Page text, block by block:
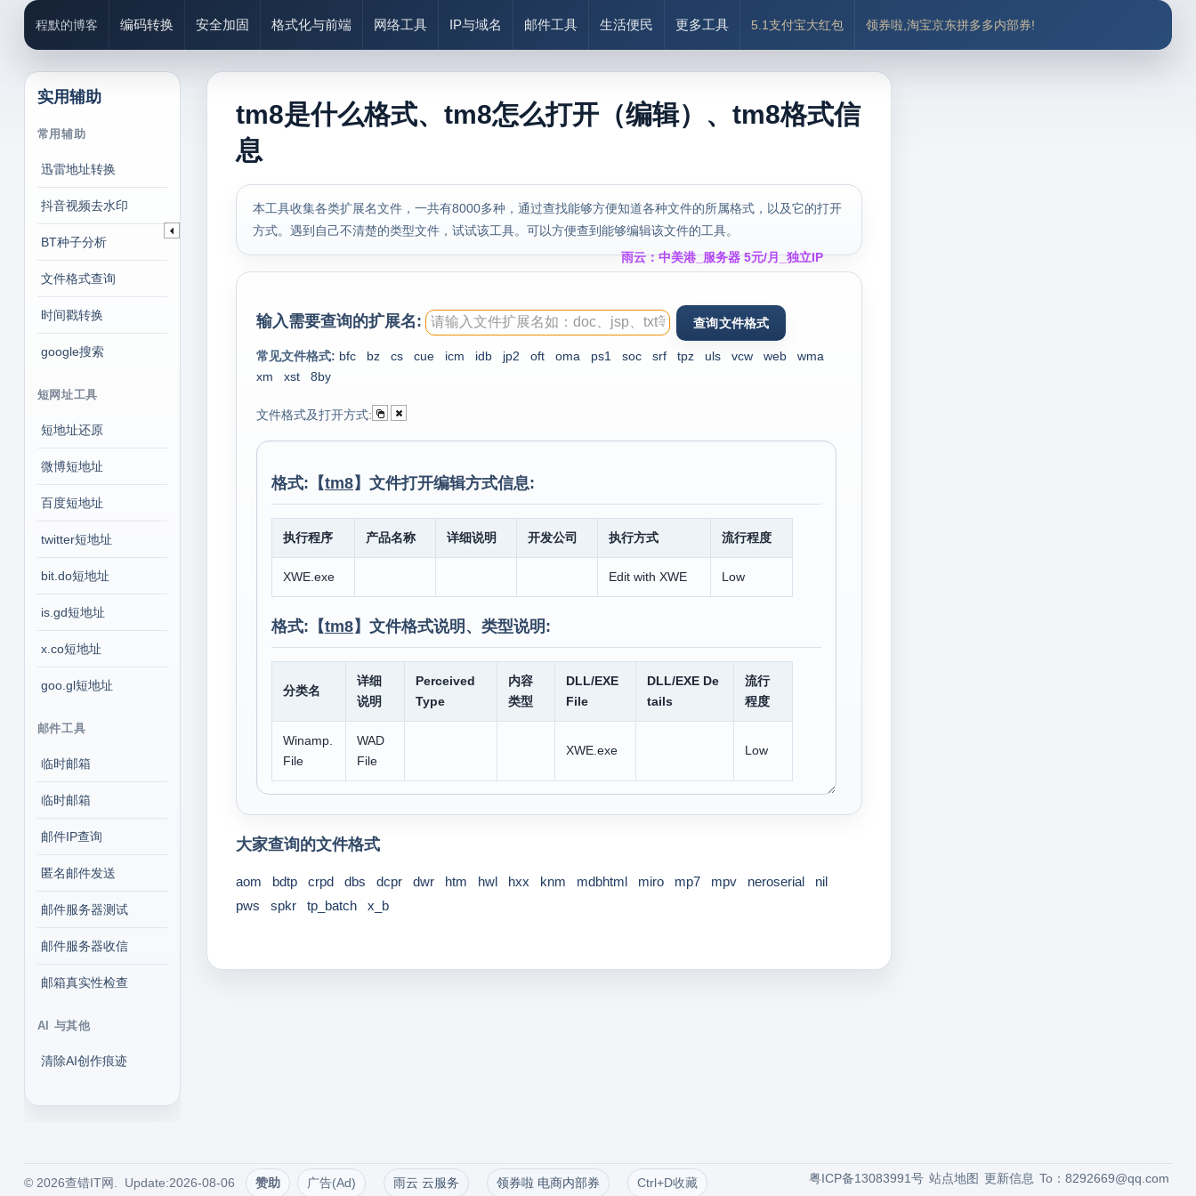
程默的博客 编码转换 安全加固 格式化与前端 网络工具 IP与域名 邮件工具 生活便民 更多工具 5.1支付宝大红包 领券啦,淘宝京东拼多多内部券!
实用辅助
常用辅助
迅雷地址转换
抖音视频去水印
BT种子分析
文件格式查询
时间戳转换
google搜索
短网址工具
短地址还原
微博短地址
百度短地址
twitter短地址
bit.do短地址
is.gd短地址
x.co短地址
goo.gl短地址
邮件工具
临时邮箱
临时邮箱
邮件IP查询
匿名邮件发送
邮件服务器测试
邮件服务器收信
邮箱真实性检查
AI 与其他
清除AI创作痕迹
tm8是什么格式、tm8怎么打开（编辑）、tm8格式信
息
本工具收集各类扩展名文件，一共有8000多种，通过查找能够方便知道各种文件的所属格式，以及它的打开
方式。遇到自己不清楚的类型文件，试试该工具。可以方便查到能够编辑该文件的工具。
雨云：中美港_服务器 5元/月_独立IP
输入需要查询的扩展名:
常见文件格式: bfc bz cs cue icm idb jp2 oft oma ps1 soc srf tpz uls vcw web
wma
xm
xst 8by
文件格式及打开方式:
格式:【tm8】文件打开编辑方式信息:
执行程序 产品名称 详细说明 开发公司 执行方式 流行程度
XWE.exe Edit with XWE Low
格式:【tm8】文件格式说明、类型说明:
分类名
详细
说明
Perceived
Type
内容
类型
DLL/EXE
File
DLL/EXE De
tails
流行
程度
Winamp.
File
WAD
File
XWE.exe Low
大家查询的文件格式
aom bdtp crpd dbs dcpr dwr htm hwl hxx knm mdbhtml miro mp7 mpv neroserial
nil
pws
spkr tp_batch x_b
© 2026查错IT网. Update:2026-08-06 赞助 广告(Ad) 雨云 云服务 领券啦 电商内部券 Ctrl+D收藏 To：8292669@qq.com
更新信息
站点地图
粤ICP备13083991号